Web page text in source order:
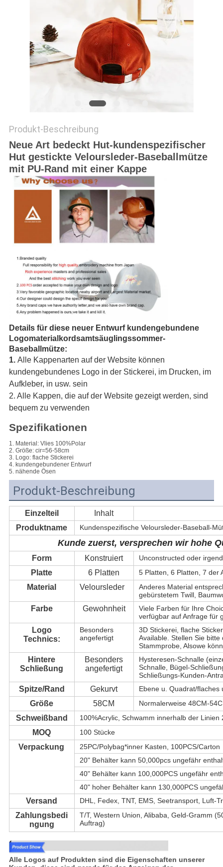
Produkt-Beschreibung
Neue Art bedeckt Hut-kundenspezifischer
Hut gestickte Veloursleder-Baseballmütze
mit PU-Rand mit einer Kappe
Details für diese neuer Entwurf kundengebundene
Logomaterialkordsamtsäuglingssommer-
Baseballmütze:
1. Alle Kappenarten auf der Website können
kundengebundenes Logo in der Stickerei, im Drucken, im
Aufkleber, in usw. sein
2. Alle Kappen, die auf der Website gezeigt werden, sind
bequem zu verwenden
Spezifikationen
1. Material: Vlies 100%Polar
2. Größe: cir=56-58cm
3. Logo: flache Stickerei
4. kundengebundener Entwurf
5. nähende Ösen
Produkt-Beschreibung
Einzelteil
Inhalt
Produktname
Kundenspezifische Veloursleder-Baseball-
Kunde zuerst, versprechen wir hohe
Form Konstruiert Unconstructed oder
Platte 6 Platten 5 Platten, 6 Platten, 7 der
Material Veloursleder
Anderes Material
gebürstetem Twill,
Farbe Gewohnheit
Viele Farben für Ihre
verfügbar auf Anfrage für
Logo
Technics:
Besonders
angefertigt
3D Stickerei, flache
Available. Stellen Sie
Stammprobe, Alsowe
Hintere
Schließung
Besonders
angefertigt
Hysteresen-Schnalle
Schnalle, Bügel-
Schließungs-Kunden-
Spitze/Rand Gekurvt Ebene u. Quadrat/flaches
Größe 58CM Normalerweise 48CM-
Schweißband 100%Acrylic, Schwamm innerhalb der Linien
MOQ 100 Stücke
Verpackung
25PC/Polybag*inner Kasten, 100PCS/Carton
20" Behälter kann 50,000pcs ungefähr
40" Behälter kann 100,000PCS ungefähr
40" hoher Behälter kann 130,000PCS
Versand DHL, Fedex, TNT, EMS, Seetransport, Luft-
Zahlungsbedi
ngung
T/T, Western Union, Alibaba, Geld-Gramm
Auftrag)
Alle Logos auf Produkten sind die Eigenschaften unserer